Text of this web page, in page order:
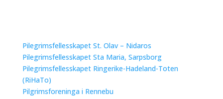
Pilegrimsfellesskapet St. Olav – Nidaros
Pilegrimsfellesskapet Sta Maria, Sarpsborg
Pilegrimsfellesskapet Ringerike-Hadeland-Toten
(RiHaTo)
Pilgrimsforeninga i Rennebu